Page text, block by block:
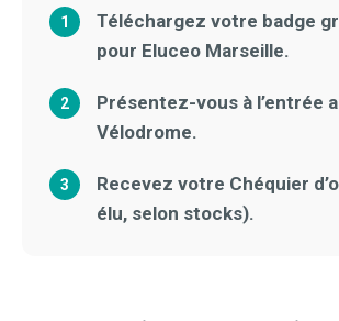
1
Téléchargez votre badge
pour Eluceo Marseille.
2
Présentez-vous à l’entrée
Vélodrome.
3
Recevez votre Chéquier
élu, selon stocks).